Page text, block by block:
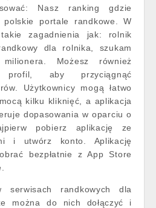
Nasz ranking gdzie
polskie portale randkowe. W
zagadnienia jak: rolnik
dla rolnika, szukam
Możesz również
profil, aby przyciągnąć
Użytkownicy mogą łatwo
kilku kliknięć, a aplikacja
dopasowania w oparciu o
pobierz aplikację ze
i utwórz konto. Aplikację
bezpłatnie z App Store
serwisach randkowych dla
można do nich dołączyć i